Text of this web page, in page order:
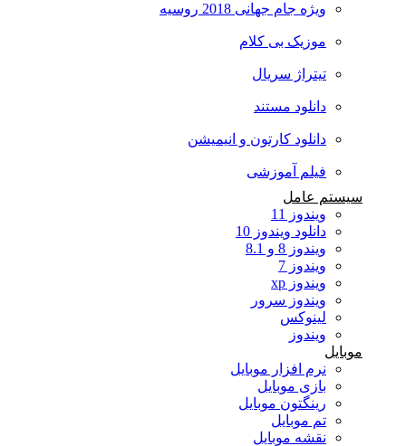
ویژه جام جهانی 2018 روسیه
موزیک بی کلام
تیتراژ سریال
دانلود مستند
دانلود کارتون و انیمیشن
فیلم آموزشی
سیستم عامل
ویندوز 11
دانلود ویندوز 10
ویندوز 8 و 8.1
ویندوز 7
ویندوز xp
ویندوز سرور
لینوکس
ویندوز
موبایل
نرم افزار موبایل
بازی موبایل
رینگتون موبایل
تم موبایل
نقشه موبایل